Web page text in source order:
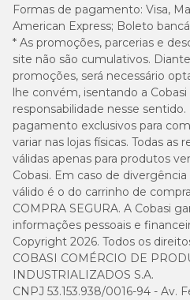
Formas de pagamento: Visa,
American Express; Boleto
* As promoções, parcerias e
site não são cumulativos.
promoções, será necessário
lhe convém, isentando a
responsabilidade nesse
pagamento exclusivos para
variar nas lojas físicas. Todas as
válidas apenas para produtos
Cobasi. Em caso de
válido é o do carrinho de
COMPRA SEGURA. A Cobasi
informações pessoais e
Copyright 2026. Todos os
COBASI COMÉRCIO DE
INDUSTRIALIZADOS S.A.
CNPJ 53.153.938/0016-94 - Av.